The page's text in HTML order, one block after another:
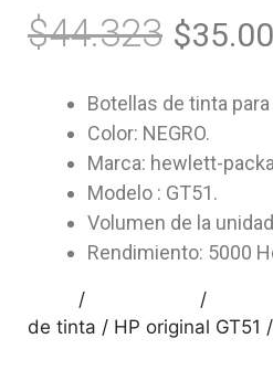
$44.323 $
Botellas de tinta
Color: NEGRO.
Marca: hewlett-
Modelo : GT51.
Volumen de la
Rendimiento: 5000
/ /
de tinta / HP original GT51